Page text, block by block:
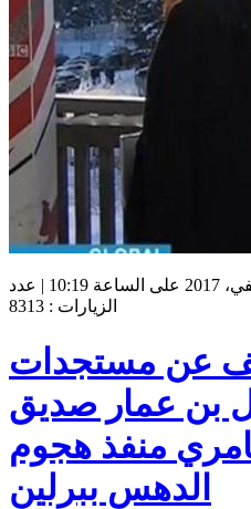
زووم تونيزيا | الخميس، 19 جانفي، 2017 على الساعة 10:19 | عدد
الزيارات : 8313
عن مستجدات
بن عمار صديق
منفذ هجوم
الدهس ببرلين